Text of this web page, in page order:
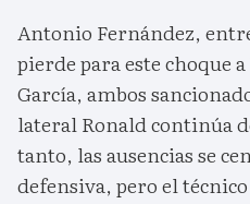
Antonio Fernández,
pierde para este choque
García, ambos
lateral Ronald continúa
tanto, las ausencias se
defensiva, pero el